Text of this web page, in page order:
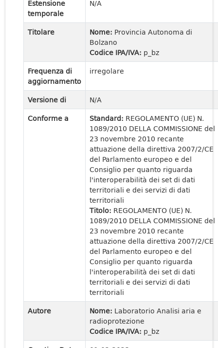
Estensione
temporale
N/A
Titolare Nome: Provincia Autonoma di
Bolzano
Codice IPA/IVA: p_bz
Frequenza di
aggiornamento
irregolare
Versione di
N/A
Conforme a
Standard: REGOLAMENTO (UE) N.
1089/2010 DELLA COMMISSIONE del
23 novembre 2010 recante
attuazione della direttiva 2007/2/CE
del Parlamento europeo e del
Consiglio per quanto riguarda
l'interoperabilità dei set di dati
territoriali e dei servizi di dati
territoriali
Titolo: REGOLAMENTO (UE) N.
1089/2010 DELLA COMMISSIONE del
23 novembre 2010 recante
attuazione della direttiva 2007/2/CE
del Parlamento europeo e del
Consiglio per quanto riguarda
l'interoperabilità dei set di dati
territoriali e dei servizi di dati
territoriali
Autore
Nome: Laboratorio Analisi aria e
radioprotezione
Codice IPA/IVA: p_bz